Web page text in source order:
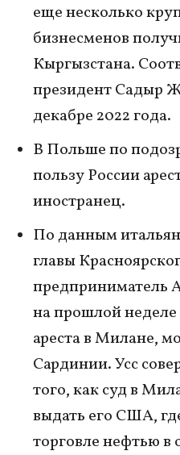
еще несколько
бизнесменов
Кыргызстана.
президент Садыр
декабре 2022 года.
В Польше по
пользу России
иностранец.
По данным
главы
предприниматель
на прошлой
ареста в Милане,
Сардинии. Усс
того, как суд в
выдать его США,
торговле нефтью в